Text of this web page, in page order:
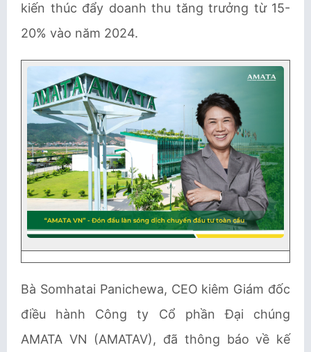
kiến thúc đẩy doanh thu tăng trưởng từ 15-
20% vào năm 2024.
Bà Somhatai Panichewa, CEO kiêm Giám đốc
điều hành Công ty Cổ phần Đại chúng
AMATA VN (AMATAV), đã thông báo về kế